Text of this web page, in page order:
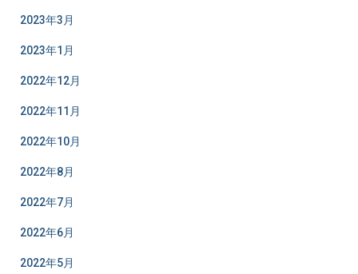
2023年3月
2023年1月
2022年12月
2022年11月
2022年10月
2022年8月
2022年7月
2022年6月
2022年5月